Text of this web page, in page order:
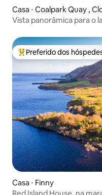
Casa ⋅ Coalpark Quay ,
Vista panorâmica para o
Entre os melhores
Preferido dos
Casa ⋅ Finny